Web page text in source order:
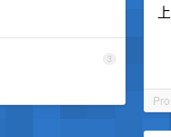
3